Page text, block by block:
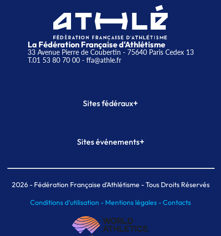
La Fédération Française d'Athlétisme
33 Avenue Pierre de Coubertin - 75640 Paris Cedex 13
T.01 53 80 70 00- ffa@athle.fr
Sites fédéraux+
Plateforme Formation
Sites événements+
Meeting de Paris indoor
MAIF Ekiden de Paris
2026- Fédération Française d'Athlétisme - Tous Droits Réservés
Conditions d'utilisation - Mentions légales -Contacts